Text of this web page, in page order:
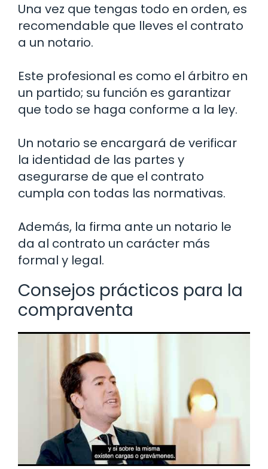
Una vez que tengas todo en orden, es
recomendable que lleves el contrato
a un notario.
Este profesional es como el árbitro en
un partido; su función es garantizar
que todo se haga conforme a la ley.
Un notario se encargará de verificar
la identidad de las partes y
asegurarse de que el contrato
cumpla con todas las normativas.
Además, la firma ante un notario le
da al contrato un carácter más
formal y legal.
Consejos prácticos para la
compraventa